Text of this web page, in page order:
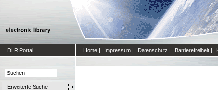
DLR Portal Home | Impressum | Datenschutz | Barrierefreiheit |
Erweiterte Suche